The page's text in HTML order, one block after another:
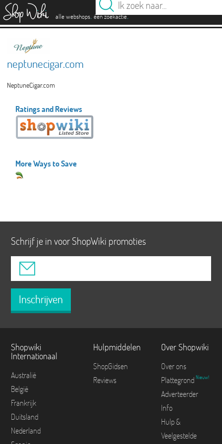
alle webshops. één zoekactie.
neptunecigar.com
NeptuneCigar.com
Ratings and Reviews
More Ways to Save
Schrijf je in voor ShopWiki promoties
Inschrijven
Shopwiki
Internationaal
Australië
België
Frankrijk
Duitsland
Nederland
Hulpmiddelen
ShopGidsen
Reviews
Over Shopwiki
Over ons
Plattegrond Nieuw!
Adverteerder
Info
Hulp &
Veelgestelde